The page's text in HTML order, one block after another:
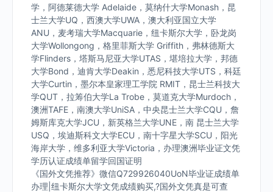
学，阿德莱德大学 Adelaide，莫纳什大学Monash，昆
士兰大学UQ，西澳大学UWA，澳大利亚国立大学
ANU，麦考瑞大学Macquarie，纽卡斯尔大学，卧龙岗
大学Wollongong，格里菲斯大学 Griffith，弗林德斯大
学Flinders，塔斯马尼亚大学UTAS，堪培拉大学，邦德
大学Bond，迪肯大学Deakin，悉尼科技大学UTS，科廷
大学Curtin，墨尔本皇家理工学院 RMIT，昆士兰科技大
学QUT，拉筹伯大学La Trobe，莫道克大学Murdoch，
澳洲TAFE，南澳大学UniSA，中央昆士兰大学CQU，詹
姆斯库克大学JCU，新英格兰大学UNE，南 昆士兰大学
USQ，埃迪斯科文大学ECU，南十字星大学SCU，阳光
海岸大学，维多利亚大学Victoria，办理澳洲毕业证文凭
学历认证成绩单留学回国证明
《国外文凭推荐》微信Q729926040UoN毕业证成绩单
办理|纽卡斯尔大学文凭成绩购买,?国外文凭真是可查